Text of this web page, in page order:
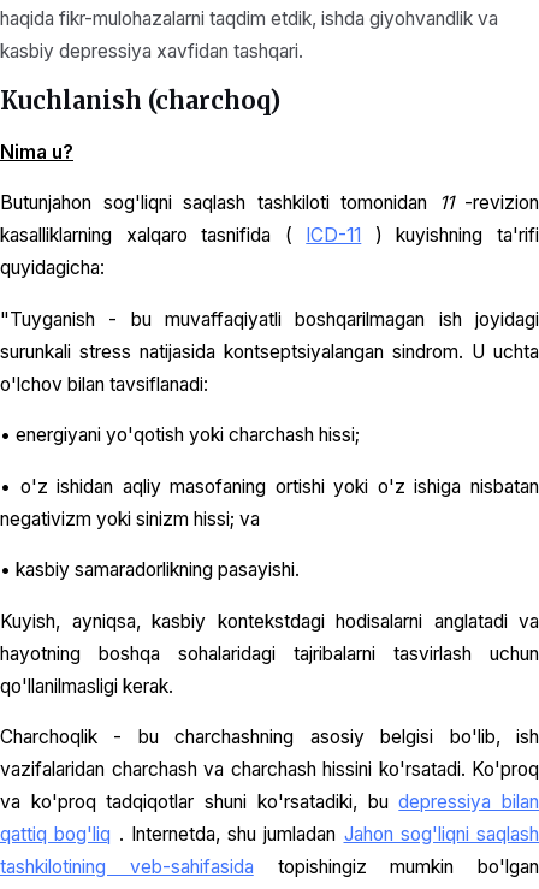
haqida fikr-mulohazalarni taqdim etdik, ishda giyohvandlik va
kasbiy depressiya xavfidan tashqari.
Kuchlanish (charchoq)
Nima u?
Butunjahon sog'liqni saqlash tashkiloti tomonidan 11-revizion
kasalliklarning xalqaro tasnifida (
ICD-11
) kuyishning ta'rifi
quyidagicha:
"Tuyganish - bu muvaffaqiyatli boshqarilmagan ish joyidagi
surunkali stress natijasida kontseptsiyalangan sindrom. U uchta
o'lchov bilan tavsiflanadi:
• energiyani yo'qotish yoki charchash hissi;
• o'z ishidan aqliy masofaning ortishi yoki o'z ishiga nisbatan
negativizm yoki sinizm hissi; va
• kasbiy samaradorlikning pasayishi.
Kuyish, ayniqsa, kasbiy kontekstdagi hodisalarni anglatadi va
hayotning boshqa sohalaridagi tajribalarni tasvirlash uchun
qo'llanilmasligi kerak.
Charchoqlik - bu charchashning asosiy belgisi bo'lib, ish
vazifalaridan charchash va charchash hissini ko'rsatadi. Ko'proq
va ko'proq tadqiqotlar shuni ko'rsatadiki, bu depressiya bilan
qattiq bog'liq . Internetda, shu jumladan Jahon sog'liqni saqlash
tashkilotining veb-sahifasida topishingiz mumkin bo'lgan